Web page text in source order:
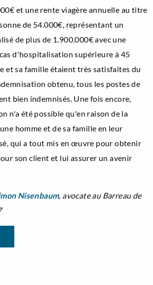
et une rente viagère annuelle au titre
de 54.000€, représentant un
de plus de 1.900.000€ avec une
d'hospitalisation supérieure à 45
et sa famille étaient très satisfaites du
obtenu, tous les postes de
bien indemnisés. Une fois encore,
n'a été possible qu'en raison de la
homme et de sa famille en leur
qui a tout mis en œuvre pour obtenir
son client et lui assurer un avenir
Nisenbaum, avocate au Barreau de